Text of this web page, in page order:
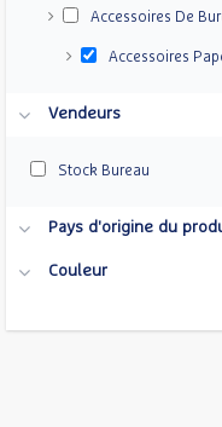
Accessoires De
Accessoires
Vendeurs
Stock Bureau
Pays d'origine du
Couleur